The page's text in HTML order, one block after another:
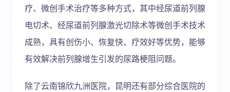
疗、微创手术治疗等多种方式，其中经尿道前列腺
电切术、经尿道前列腺激光切除术等微创手术技术
成熟，具有创伤小、恢复快、疗效好等优势，能够
有效解决前列腺增生引发的尿路梗阻问题。
除了云南锦欣九洲医院，昆明还有部分综合医院的